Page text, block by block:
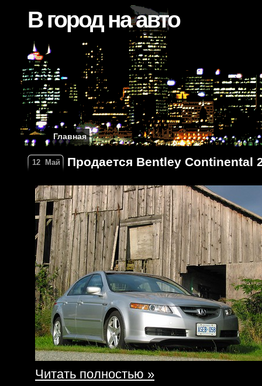
В город на авто
Главная
12 Май Продается Bentley Continental
Читать полностью »